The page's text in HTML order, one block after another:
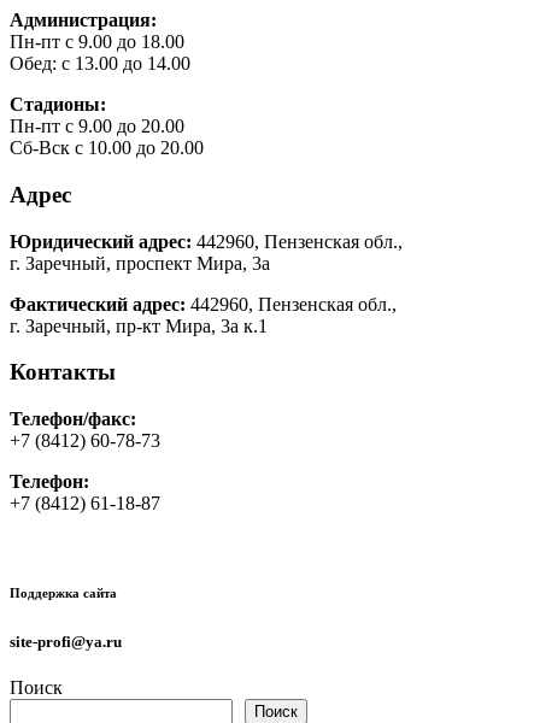
Администрация:
Пн-пт с 9.00 до 18.00
Обед: с 13.00 до 14.00
Стадионы:
Пн-пт с 9.00 до 20.00
Сб-Вск с 10.00 до 20.00
Адрес
Юридический адрес: 442960, Пензенская обл.,
г. Заречный, проспект Мира, 3а
Фактический адрес: 442960, Пензенская обл.,
г. Заречный, пр-кт Мира, 3а к.1
Контакты
Телефон/факс:
+7 (8412) 60-78-73
Телефон:
+7 (8412) 61-18-87
Поддержка сайта
site-profi@ya.ru
Поиск
Поиск